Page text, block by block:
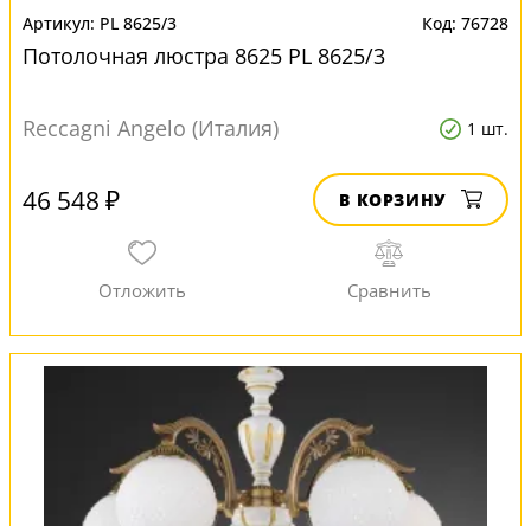
PL 8625/3 76728
Потолочная люстра 8625 PL 8625/3
Reccagni Angelo (Италия) 1 шт.
46 548 ₽ В КОРЗИНУ